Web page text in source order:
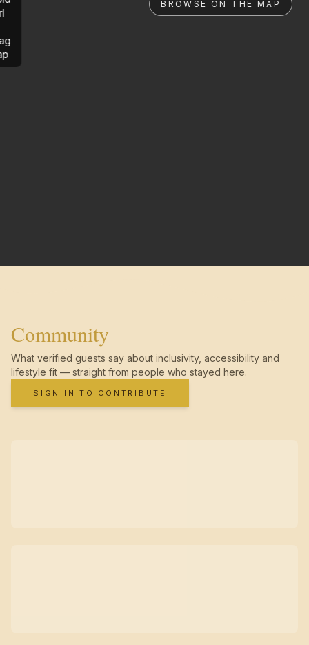
BROWSE ON THE MAP
Community
What verified guests say about inclusivity, accessibility and
lifestyle fit — straight from people who stayed here.
SIGN IN TO CONTRIBUTE